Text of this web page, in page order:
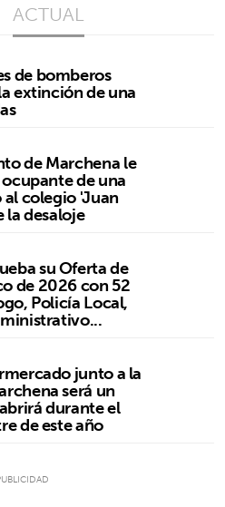
ACTUAL
de bomberos
extinción de una
de Marchena le
de una
colegio 'Juan
la desaloje
su Oferta de
de 2026 con 52
Policía Local,
junto a la
será un
durante el
de este año